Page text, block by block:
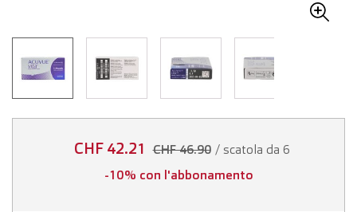
CHF 42.21 CHF 46.90 / scatola da 6
-10% con l'abbonamento